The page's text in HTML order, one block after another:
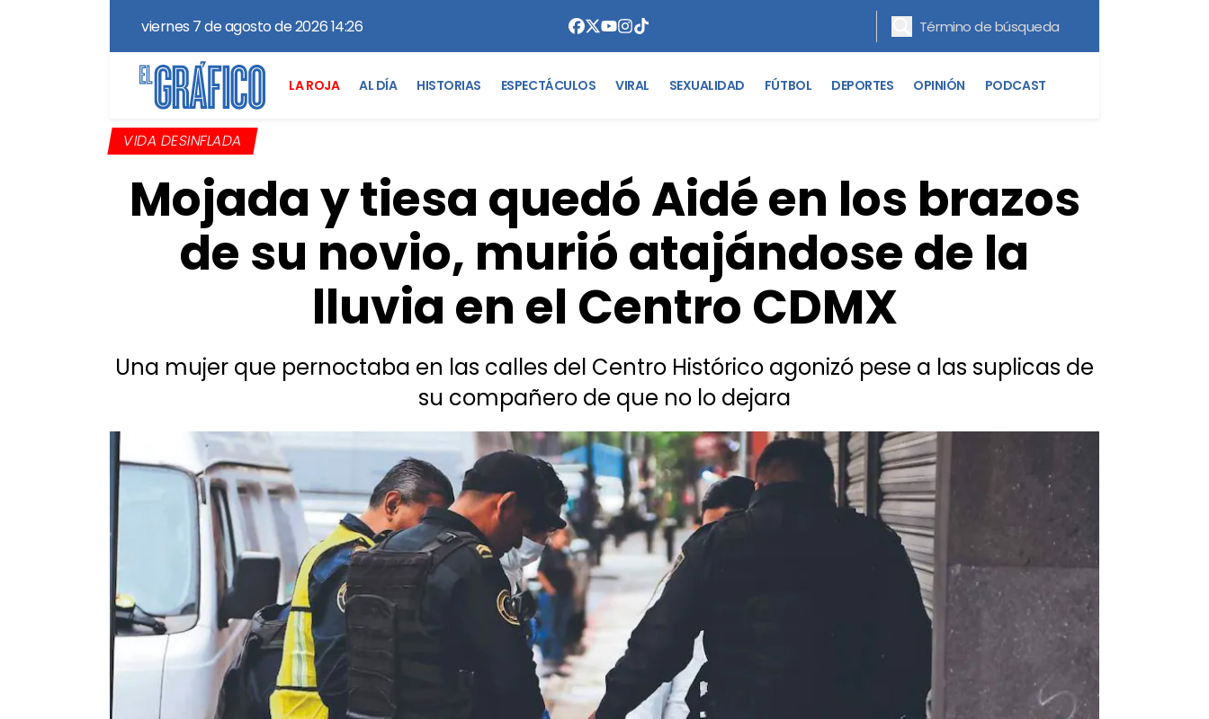
viernes 7 de agosto de 2026 14:26
LA ROJA AL DÍA HISTORIAS ESPECTÁCULOS VIRAL SEXUALIDAD FÚTBOL DEPORTES OPINIÓN PODCAST
VIDA DESINFLADA
Mojada y tiesa quedó Aidé en los brazos
de su novio, murió atajándose de la
lluvia en el Centro CDMX
Una mujer que pernoctaba en las calles del Centro Histórico agonizó pese a las suplicas de
su compañero de que no lo dejara